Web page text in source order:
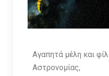
Αγαπητά μέλη και
Αστρονομίας,